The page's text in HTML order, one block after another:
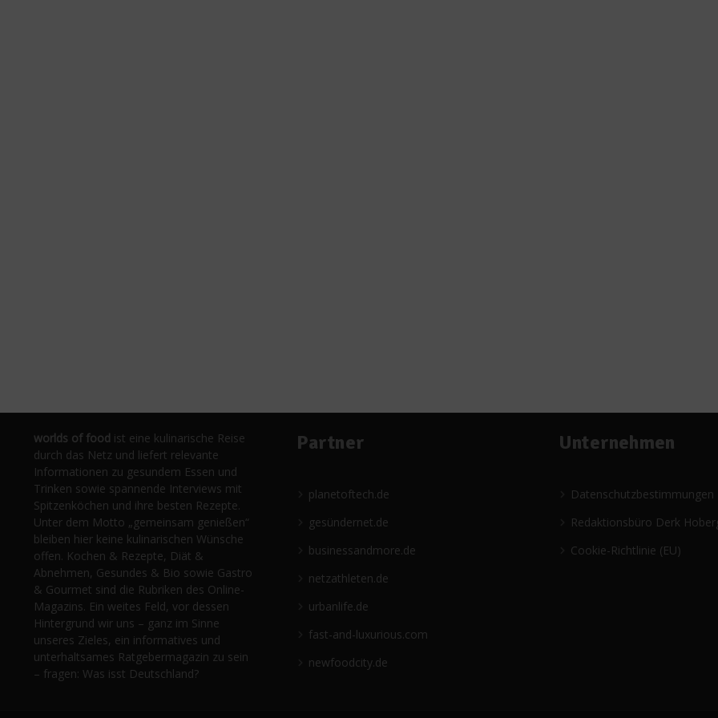
worlds of food ist eine kulinarische Reise
durch das Netz und liefert relevante
Informationen zu gesundem Essen und
Trinken sowie spannende Interviews mit
Spitzenköchen und ihre besten Rezepte.
Unter dem Motto „gemeinsam genießen“
bleiben hier keine kulinarischen Wünsche
offen. Kochen & Rezepte, Diät &
Abnehmen, Gesundes & Bio sowie Gastro
& Gourmet sind die Rubriken des Online-
Magazins. Ein weites Feld, vor dessen
Hintergrund wir uns – ganz im Sinne
unseres Zieles, ein informatives und
unterhaltsames Ratgebermagazin zu sein
– fragen: Was isst Deutschland?
Partner
planetoftech.de
gesündernet.de
businessandmore.de
netzathleten.de
urbanlife.de
fast-and-luxurious.com
newfoodcity.de
Unternehmen
Datenschutzbestimmungen
Redaktionsbüro Derk
Cookie-Richtlinie (EU)